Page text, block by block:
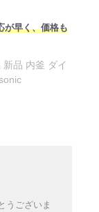
が早く、価格も
品 内釜 ダイ
うございま